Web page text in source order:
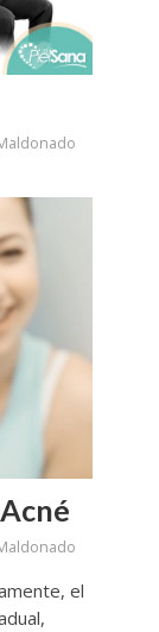
el